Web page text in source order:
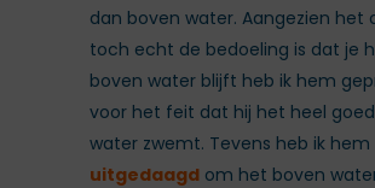
dan boven water. Aangezien het
toch echt de bedoeling is dat je
boven water blijft heb ik hem
voor het feit dat hij het heel
water zwemt. Tevens heb ik hem
uitgedaagd om het boven